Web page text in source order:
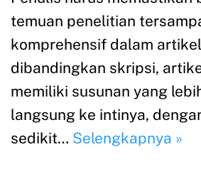
temuan penelitian
komprehensif dalam
dibandingkan skripsi,
memiliki susunan yang
langsung ke intinya,
sedikit… Selengkapnya »